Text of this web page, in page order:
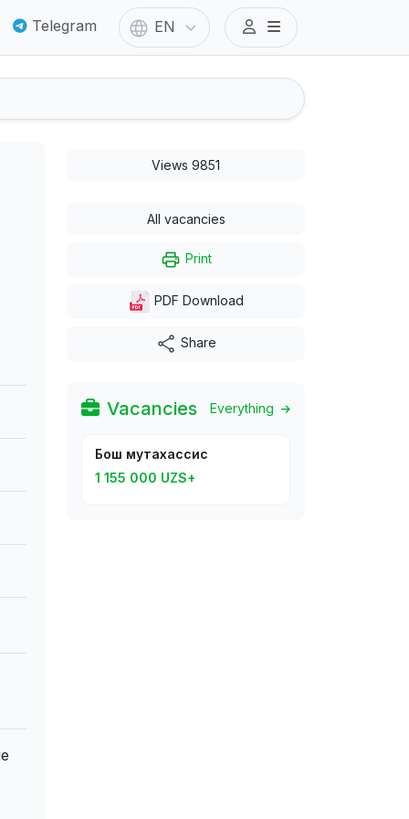
Telegram EN
Views 9851
All vacancies
Print
PDF Download
Share
Vacancies Everything
Бош мутахассис
1 155 000 UZS+